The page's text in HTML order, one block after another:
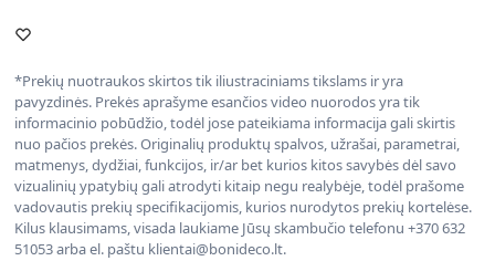
*Prekių nuotraukos skirtos tik iliustraciniams tikslams ir yra
pavyzdinės. Prekės aprašyme esančios video nuorodos yra tik
informacinio pobūdžio, todėl jose pateikiama informacija gali skirtis
nuo pačios prekės. Originalių produktų spalvos, užrašai, parametrai,
matmenys, dydžiai, funkcijos, ir/ar bet kurios kitos savybės dėl savo
vizualinių ypatybių gali atrodyti kitaip negu realybėje, todėl prašome
vadovautis prekių specifikacijomis, kurios nurodytos prekių kortelėse.
Kilus klausimams, visada laukiame Jūsų skambučio telefonu +370 632
51053 arba el. paštu klientai@bonideco.lt.